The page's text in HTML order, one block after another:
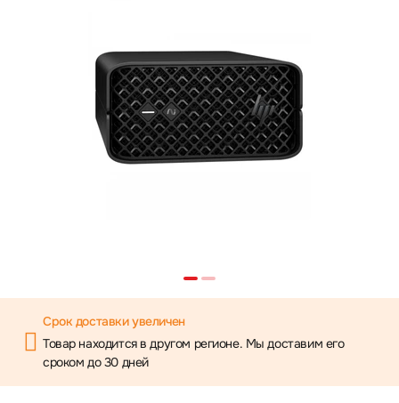
Срок доставки увеличен
Товар находится в другом регионе. Мы доставим его
сроком до 30 дней